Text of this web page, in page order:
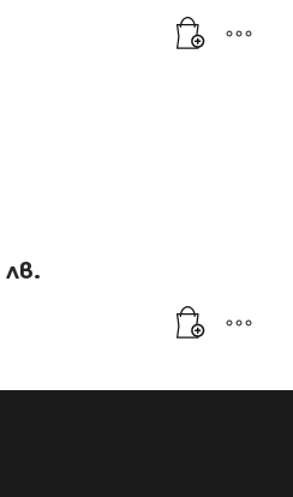
лв.